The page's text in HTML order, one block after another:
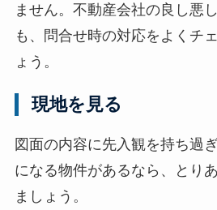
ません。不動産会社の良し悪
も、問合せ時の対応をよくチ
ょう。
現地を見る
図面の内容に先入観を持ち過
になる物件があるなら、とり
ましょう。